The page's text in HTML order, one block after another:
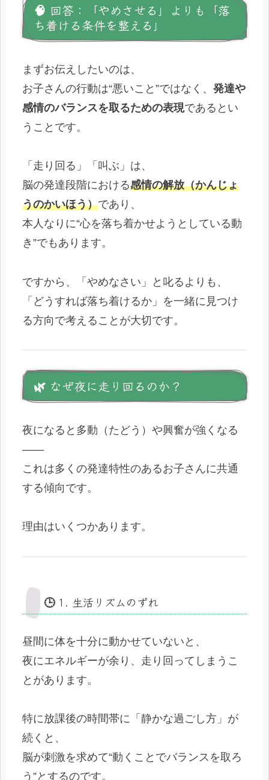
🧠 回答：「やめさせる」よりも「落
ち着ける条件を整える」
まずお伝えしたいのは、
お子さんの行動は“悪いこと”ではなく、 発達や
感情のバランスを取るための表現であるとい
うことです。
「走り回る」「叫ぶ」は、
脳の発達段階における感情の解放（かんじょ
うのかいほう）であり、
本人なりに“心を落ち着かせようとしている動
き”でもあります。
ですから、「やめなさい」と叱るよりも、
「どうすれば落ち着けるか」を一緒に見つけ
る方向で考えることが大切です。
🌿 なぜ夜に走り回るのか？
夜になると多動（たどう）や興奮が強くなる
――
これは多くの発達特性のあるお子さんに共通
する傾向です。
理由はいくつかあります。
🕒 1. 生活リズムのずれ
昼間に体を十分に動かせていないと、
夜にエネルギーが余り、走り回ってしまうこ
とがあります。
特に放課後の時間帯に「静かな過ごし方」が
続くと、
脳が刺激を求めて“動くことでバランスを取ろ
う”とするのです。